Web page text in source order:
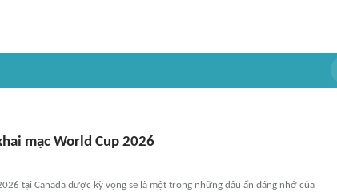
mạc World Cup 2026
tại Canada được kỳ vọng sẽ là một trong những dấu ấn đáng nhớ của